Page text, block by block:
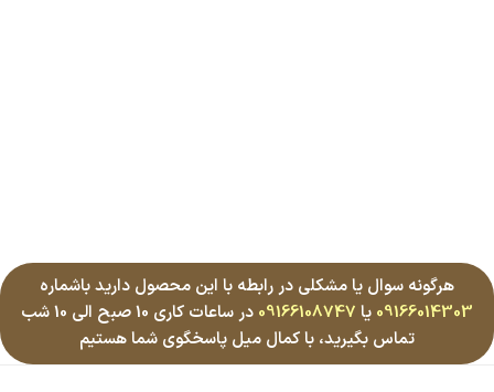
هرگونه سوال یا مشکلی در رابطه با این محصول دارید باشماره
09166014303 یا 09166108747
در ساعات کاری 10 صبح الی 10 شب
تماس بگیرید، با کمال میل پاسخگوی شما هستیم